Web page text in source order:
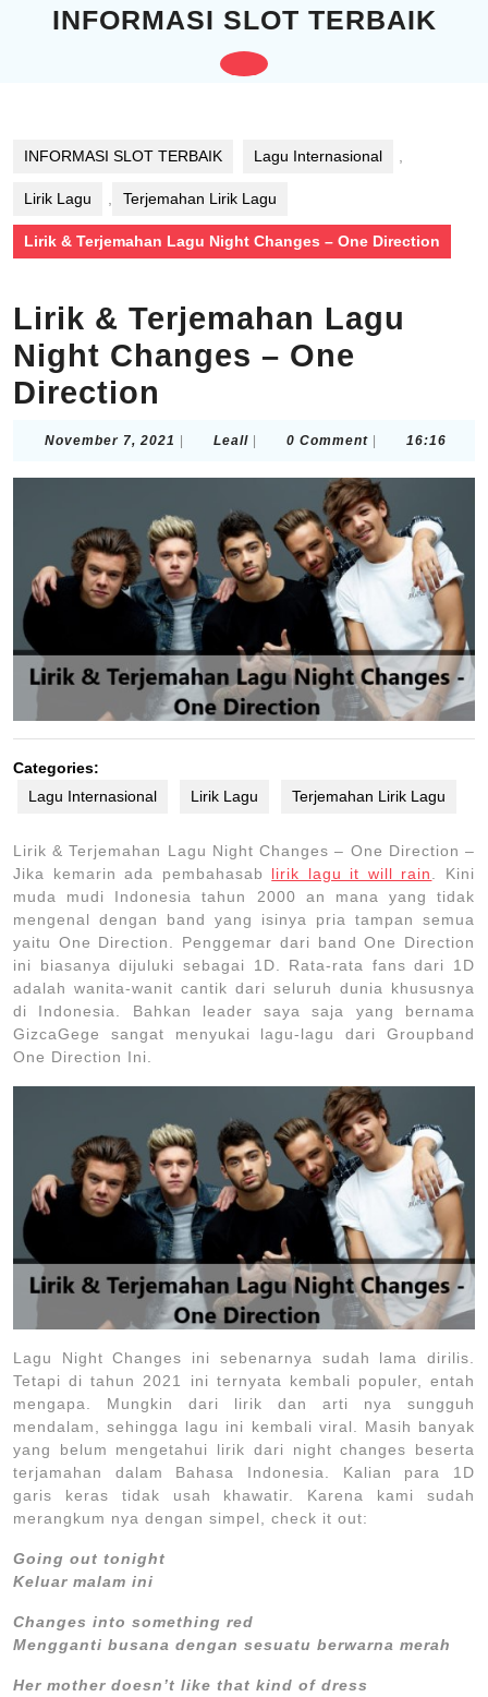
INFORMASI SLOT TERBAIK
Open
INFORMASI SLOT TERBAIK Lagu Internasional
Lirik Lagu Terjemahan Lirik Lagu
Lirik & Terjemahan Lagu Night Changes – One Direction
Lirik & Terjemahan Lagu
Night Changes – One
Direction
November 7, 2021 November
2021
LeallLeall 0 Comment 16:16
Categories:
Lagu Internasional
Lirik Lagu Terjemahan Lirik Lagu
Lirik & Terjemahan Lagu Night Changes – One Direction –
Jika kemarin ada pembahasab lirik lagu it will rain
. Kini
muda mudi Indonesia tahun 2000 an mana yang tidak
mengenal dengan band yang isinya pria tampan semua
yaitu One Direction. Penggemar dari band One Direction
ini biasanya dijuluki sebagai 1D. Rata-rata fans dari 1D
adalah wanita-wanit cantik dari seluruh dunia khususnya
di Indonesia. Bahkan leader saya saja yang bernama
GizcaGege sangat menyukai lagu-lagu dari Groupband
One Direction Ini.
Lagu Night Changes ini sebenarnya sudah lama dirilis.
Tetapi di tahun 2021 ini ternyata kembali populer, entah
mengapa. Mungkin dari lirik dan arti nya sungguh
mendalam, sehingga lagu ini kembali viral. Masih banyak
yang belum mengetahui lirik dari night changes beserta
terjamahan dalam Bahasa Indonesia. Kalian para 1D
garis keras tidak usah khawatir. Karena kami sudah
merangkum nya dengan simpel, check it out:
Going out tonight
Keluar malam ini
Changes into something red
Mengganti busana dengan sesuatu berwarna merah
Her mother doesn’t like that kind of dress